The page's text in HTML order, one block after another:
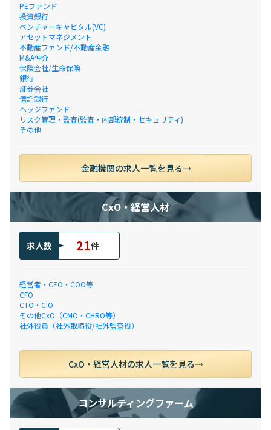
PEファンド
投資銀行
ベンチャーキャピタル(VC)
アセットマネジメント
不動産ファンド/不動産金融
M&A仲介
保険会社/生命保険
銀行
証券会社
信託銀行
ヘッジファンド
リスク管理・監査(監査・内部統制・セキュリティ)
その他
金融機関の求人一覧を見る
CxO・経営人材
求人数 21件
経営者・CEO・COO等
CFO
CTO・CIO
その他CxO（CMO・CHRO等）
社外役員（社外取締役/社外監査役）
CxO・経営人材の求人一覧を見る
コンサルティングファーム